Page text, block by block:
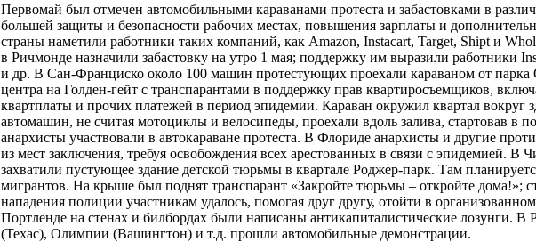
Первомай был отмечен автомобильными караванами протеста и забастовками в
большей защиты и безопасности рабочих местах, повышения зарплаты и
страны наметили работники таких компаний, как Amazon, Instacart, Target, Shipt и
в Ричмонде назначили забастовку на утро 1 мая; поддержку им выразили работники
и др. В Сан-Франциско около 100 машин протестующих проехали караваном от парка
центра на Голден-гейт с транспарантами в поддержку прав квартиросъемщиков,
квартплаты и прочих платежей в период эпидемии. Караван окружил квартал вокруг
автомашин, не считая мотоциклы и велосипеды, проехали вдоль залива, стартовав в
анархисты участвовали в автокараване протеста. В Флориде анархисты и другие
из мест заключения, требуя освобождения всех арестованных в связи с эпидемией. В
захватили пустующее здание детской тюрьмы в квартале Роджер-парк. Там
мигрантов. На крыше был поднят транспарант «Закройте тюрьмы – откройте дома!»;
нападения полиции участникам удалось, помогая друг другу, отойти в
Портленде на стенах и билбордах были написаны антикапиталистические лозунги.
(Техас), Олимпии (Вашингтон) и т.д. прошли автомобильные демонстрации.